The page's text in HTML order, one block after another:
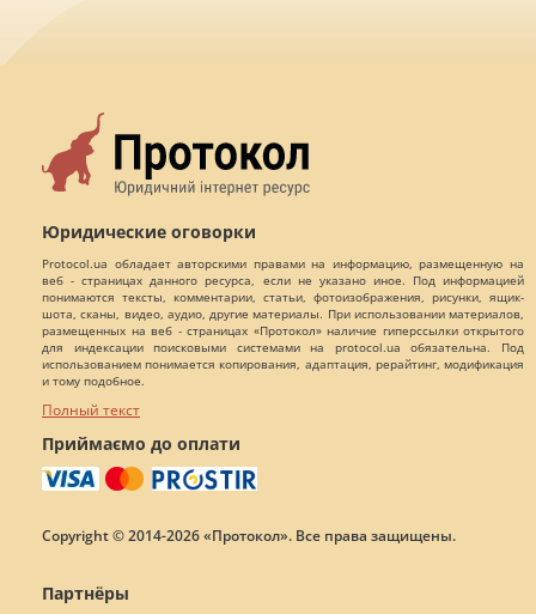
Юридические оговорки
Protocol.ua обладает авторскими правами на информацию, размещенную на
веб - страницах данного ресурса, если не указано иное. Под информацией
понимаются тексты, комментарии, статьи, фотоизображения, рисунки, ящик-
шота, сканы, видео, аудио, другие материалы. При использовании материалов,
размещенных на веб - страницах «Протокол» наличие гиперссылки открытого
для индексации поисковыми системами на protocol.ua обязательна. Под
использованием понимается копирования, адаптация, рерайтинг, модификация
и тому подобное.
Полный текст
Приймаємо до оплати
Copyright © 2014-2026 «Протокол». Все права защищены.
Партнёры